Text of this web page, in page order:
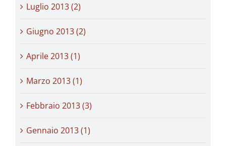
Luglio 2013 (2)
Giugno 2013 (2)
Aprile 2013 (1)
Marzo 2013 (1)
Febbraio 2013 (3)
Gennaio 2013 (1)